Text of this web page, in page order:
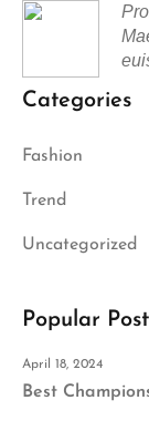
Categories
Fashion
Trend
Uncategorized
Popular
April 18, 2024
Best